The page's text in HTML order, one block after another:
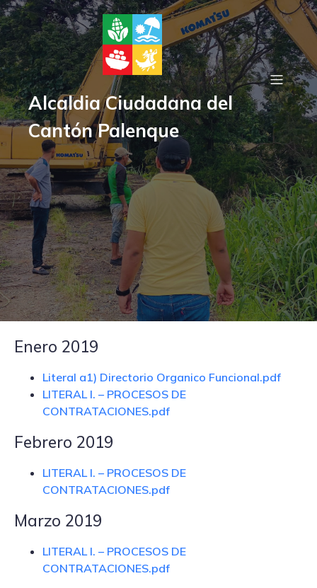
Alcaldia Ciudadana del
Cantón Palenque
Gorbierno Autónomo
Descentralizado del Cantón
Palenque
Enero 2019
Literal a1) Directorio Orgаnico Funcional.pdf
LITERAL I. – PROCESOS DE
CONTRATACIONES.pdf
Febrero 2019
LITERAL I. – PROCESOS DE
CONTRATACIONES.pdf
Marzo 2019
LITERAL I. – PROCESOS DE
CONTRATACIONES.pdf